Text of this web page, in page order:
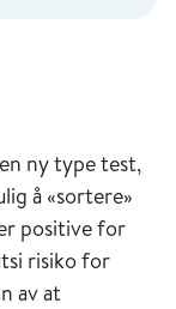
ny type test,
å «sortere»
positive for
risiko for
av at